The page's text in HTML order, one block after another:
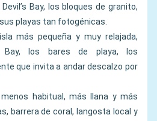
Bay, los bloques de granito,
playas tan fotogénicas.
más pequeña y muy relajada,
Bay, los bares de playa, los
que invita a andar descalzo por
habitual, más llana y más
barrera de coral, langosta local y